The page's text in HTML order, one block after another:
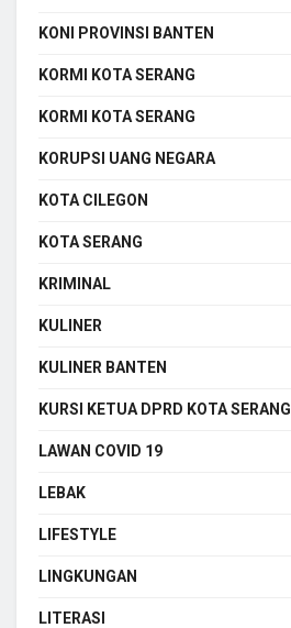
KONI PROVINSI BANTEN
KORMI KOTA SERANG
KORMI KOTA SERANG
KORUPSI UANG NEGARA
KOTA CILEGON
KOTA SERANG
KRIMINAL
KULINER
KULINER BANTEN
KURSI KETUA DPRD KOTA SERANG
LAWAN COVID 19
LEBAK
LIFESTYLE
LINGKUNGAN
LITERASI